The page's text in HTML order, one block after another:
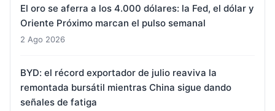
El oro se aferra a los 4.000 dólares: la Fed, el dólar y
Oriente Próximo marcan el pulso semanal
2 Ago 2026
BYD: el récord exportador de julio reaviva la
remontada bursátil mientras China sigue dando
señales de fatiga